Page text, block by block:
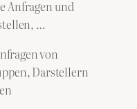
Anfragen und
…
von
Darstellern